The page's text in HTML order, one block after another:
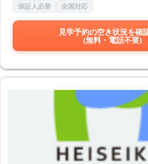
保証人必要
全国対応
見学予約の空き状況を確
(無料・電話不要)